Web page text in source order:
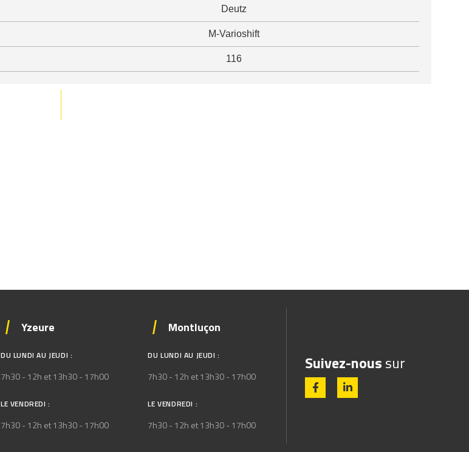
Deutz
M-Varioshift
116
Yzeure
DU LUNDI AU JEUDI :
7h30 - 12h et 13h30 - 17h00
LE VENDREDI :
7h30 - 12h et 13h30 - 17h00
Montluçon
DU LUNDI AU JEUDI :
7h30 - 12h et 13h30 - 17h00
LE VENDREDI :
7h30 - 12h et 13h30 - 17h00
Suivez-noussur